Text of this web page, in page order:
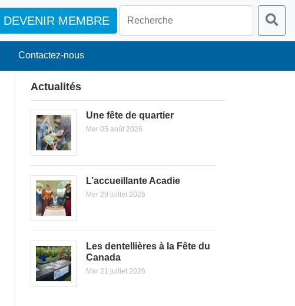
DEVENIR MEMBRE
Contactez-nous
Actualités
Une fête de quartier
Mer 05 août 2026
L’accueillante Acadie
Mer 29 juillet 2026
Les dentellières à la Fête du
Canada
Mar 21 juillet 2026